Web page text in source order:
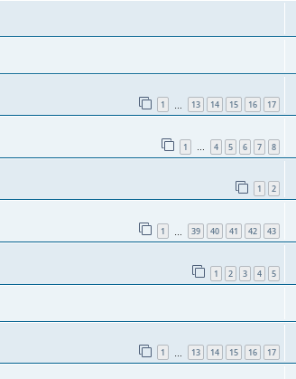
1 13 14 15 16 17
1 … 4 5 6 7 8
1 2
1 39 40 41 42 43
1 2 3 4 5
1 13 14 15 16 17